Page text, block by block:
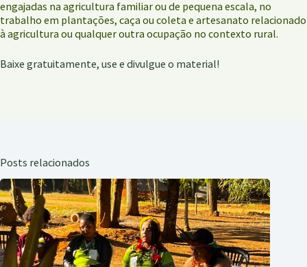
engajadas na agricultura familiar ou de pequena escala, no
trabalho em plantações, caça ou coleta e artesanato relacionado
à agricultura ou qualquer outra ocupação no contexto rural.
Baixe gratuitamente, use e divulgue o material!
Posts relacionados